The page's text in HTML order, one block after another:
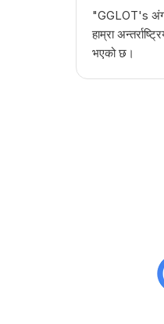
"GGLOT's
हाम्रा
भएको छ।